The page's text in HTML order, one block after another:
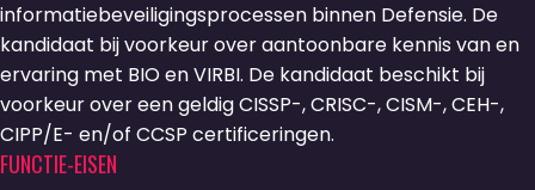
informatiebeveiligingsprocessen binnen Defensie. De
kandidaat bij voorkeur over aantoonbare kennis van en
ervaring met BIO en VIRBI. De kandidaat beschikt bij
voorkeur over een geldig CISSP-, CRISC-, CISM-, CEH-,
CIPP/E- en/of CCSP certificeringen.
FUNCTIE-EISEN